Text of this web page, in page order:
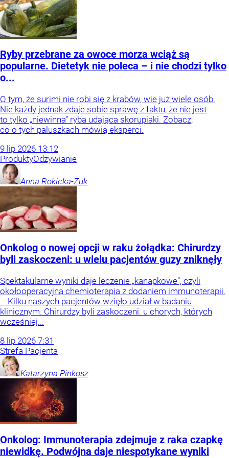
Ryby przebrane za owoce morza wciąż są
popularne. Dietetyk nie poleca – i nie chodzi tylko
o...
O tym, że surimi nie robi się z krabów, wie już wiele osób.
Nie każdy jednak zdaje sobie sprawę z faktu, że nie jest
to tylko „niewinna” ryba udająca skorupiaki. Zobacz,
co o tych paluszkach mówią eksperci.
9 lip 2026 13:12
ProduktyOdżywianie
Anna Rokicka-Żuk
Onkolog o nowej opcji w raku żołądka: Chirurdzy
byli zaskoczeni: u wielu pacjentów guzy zniknęły
Spektakularne wyniki daje leczenie „kanapkowe”, czyli
okołooperacyjna chemioterapia z dodaniem immunoterapii.
– Kilku naszych pacjentów wzięło udział w badaniu
klinicznym. Chirurdzy byli zaskoczeni: u chorych, których
wcześniej...
8 lip 2026 7:31
Strefa Pacjenta
Katarzyna Pinkosz
Onkolog: Immunoterapia zdejmuje z raka czapkę
niewidkę. Podwójna daje niespotykane wyniki